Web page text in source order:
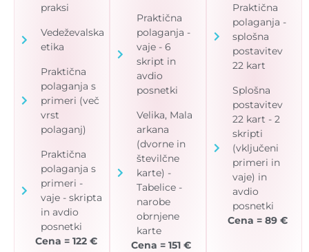
praksi
Vedeževalska
etika
Praktična
polaganja s
primeri (več
vrst
polaganj)
Praktična
polaganja s
primeri -
vaje - skripta
in avdio
posnetki
Cena = 122 €
Praktična
polaganja -
vaje - 6
skript in
avdio
posnetki
Velika, Mala
arkana
(dvorne in
številčne
karte) -
Tabelice -
narobe
obrnjene
karte
Cena = 151 €
Praktična
polaganja -
splošna
postavitev
22 kart
Splošna
postavitev
22 kart - 2
skripti
(vključeni
primeri in
vaje) in
avdio
posnetki
Cena = 89 €